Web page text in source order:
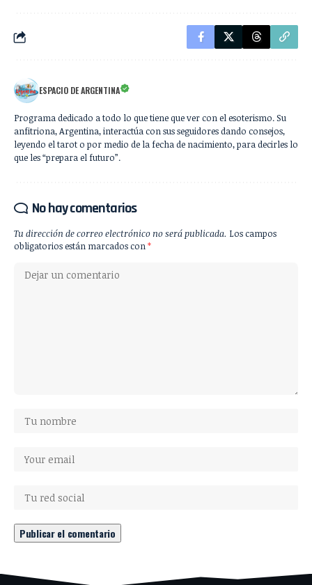
ESPACIO DE ARGENTINA
Programa dedicado a todo lo que tiene que ver con el esoterismo. Su
anfitriona, Argentina, interactúa con sus seguidores dando consejos,
leyendo el tarot o por medio de la fecha de nacimiento, para decirles lo
que les “prepara el futuro”.
No hay comentarios
Tu dirección de correo electrónico no será publicada. Los campos
obligatorios están marcados con*